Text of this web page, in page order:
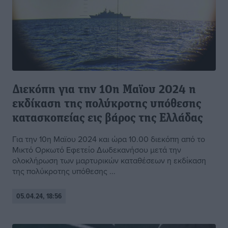
Διεκόπη για την 10η Μαϊου 2024 η
εκδίκαση της πολύκροτης υπόθεσης
κατασκοπείας εις βάρος της Ελλάδας
Για την 10η Μαϊου 2024 και ώρα 10.00 διεκόπη από το
Μικτό Ορκωτό Εφετείο Δωδεκανήσου μετά την
ολοκλήρωση των μαρτυρικών καταθέσεων η εκδίκαση
της πολύκροτης υπόθεσης ...
05.04.24, 18:56